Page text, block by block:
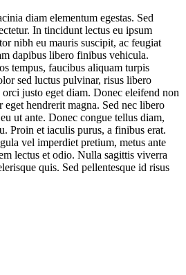
diam elementum egestas. Sed
In tincidunt lectus eu ipsum
nibh eu mauris suscipit, ac feugiat
dapibus libero finibus vehicula.
tempus, faucibus aliquam turpis
sed luctus pulvinar, risus libero
justo eget diam. Donec eleifend non
hendrerit magna. Sed nec libero
ut ante. Donec congue tellus diam,
Proin et iaculis purus, a finibus erat.
vel imperdiet pretium, metus ante
lectus et odio. Nulla sagittis viverra
quis. Sed pellentesque id risus